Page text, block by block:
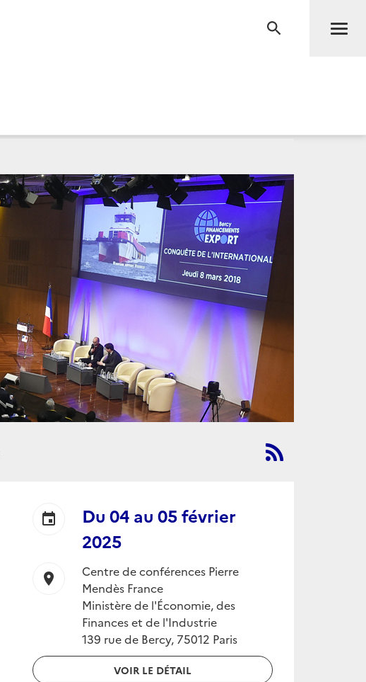
RECHERCHE
event Du 04 au 05 février
2025
location_on
Centre de conférences Pierre
Mendès France
Ministère de l'Économie, des
Finances et de l'Industrie
139 rue de Bercy, 75012 Paris
VOIR LE DÉTAIL